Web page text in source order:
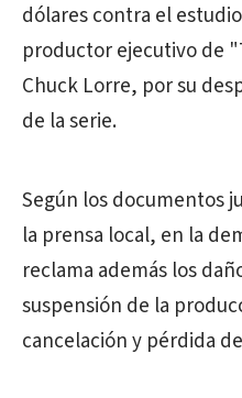
dólares contra el
productor ejecutivo de
Chuck Lorre, por su
de la serie.
Según los documentos
la prensa local, en la
reclama además los
suspensión de la
cancelación y pérdida